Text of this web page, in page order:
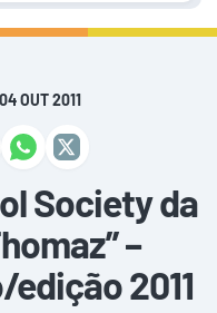
OUT 2011
Society da
–
2011